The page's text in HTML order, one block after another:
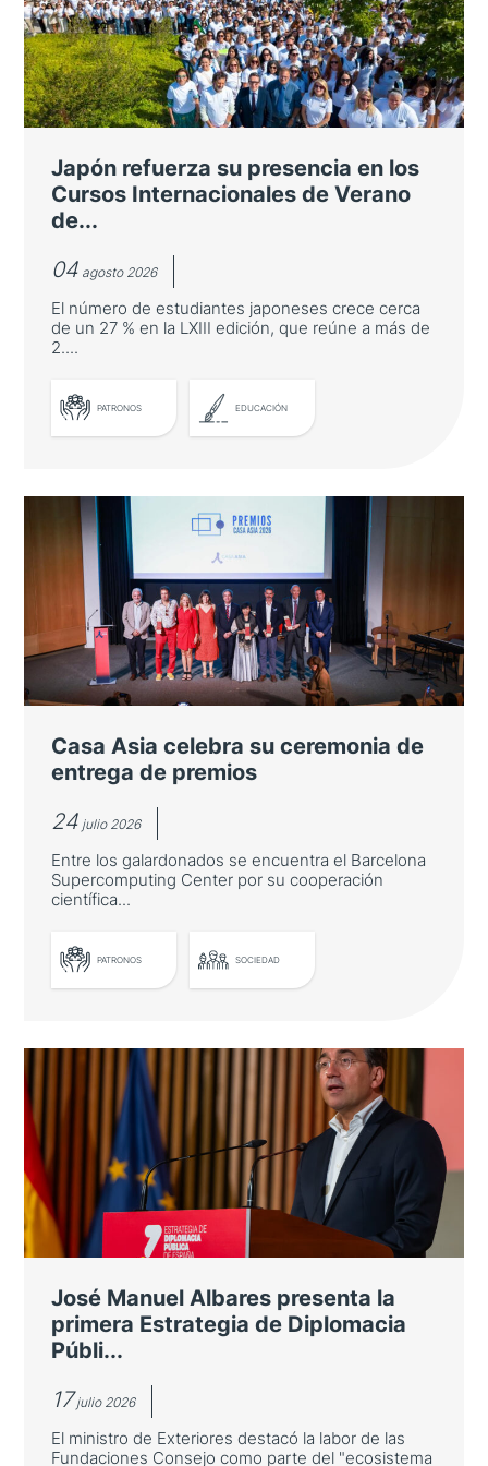
Japón refuerza su presencia en los
Cursos Internacionales de Verano
de...
04 agosto 2026
El número de estudiantes japoneses crece cerca
de un 27 % en la LXIII edición, que reúne a más de
2....
PATRONOS EDUCACIÓN
Japón refuerza su presencia en los
Cursos Internacionales de Verano
de la Universidad de Salamanca
El número de estudiantes japoneses crece
cerca de un 27 % en la LXIII edición, que
reúne a más de 2.700 participantes de 80
Casa Asia celebra su ceremonia de
entrega de premios
24 julio 2026
Entre los galardonados se encuentra el Barcelona
Supercomputing Center por su cooperación
científica...
PATRONOS SOCIEDAD
Casa Asia celebra su ceremonia de
entrega de premios
Entre los galardonados se encuentra el
Barcelona Supercomputing Center por su
cooperación científica con Japón
José Manuel Albares presenta la
primera Estrategia de Diplomacia
Públi...
17 julio 2026
El ministro de Exteriores destacó la labor de las
Fundaciones Consejo como parte del "ecosistema